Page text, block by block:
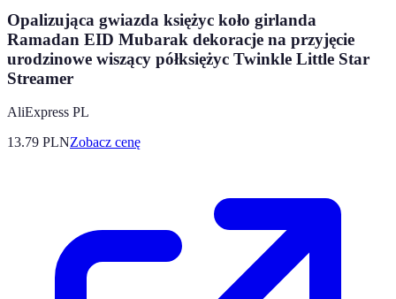
Opalizująca gwiazda księżyc koło girlanda
Ramadan EID Mubarak dekoracje na przyjęcie
urodzinowe wiszący półksiężyc Twinkle Little Star
Streamer
AliExpress PL
13.79 PLNZobacz cenę